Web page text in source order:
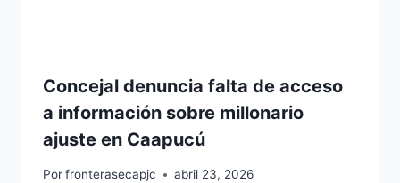
Concejal denuncia falta de acceso
a información sobre millonario
ajuste en Caapucú
Porfronterasecapjc abril 23, 2026